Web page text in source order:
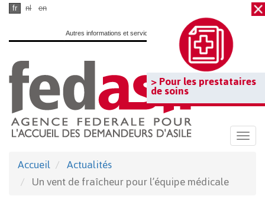
Passer
contenu
principal
> Pour les prestataires
de soins
fr nl en
Autres informations et services officiels :www.belgium.be
Accueil
Actualités
Un vent de fraîcheur pour l’équipe médicale